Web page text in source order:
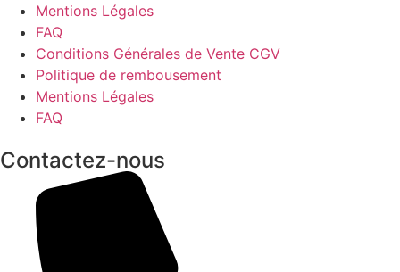
Mentions Légales
FAQ
Conditions Générales de Vente CGV
Politique de rembousement
Mentions Légales
FAQ
Contactez-nous